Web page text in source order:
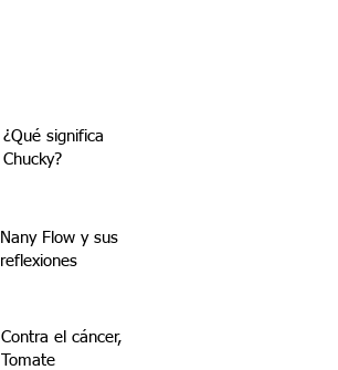
¿Qué significa
Chucky?
Nany Flow y sus
reflexiones
Contra el cáncer,
Tomate